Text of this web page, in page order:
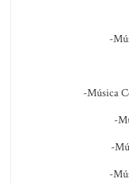
-
-Música
-
-
-